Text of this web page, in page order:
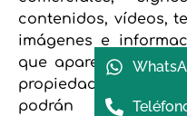
contenidos, vídeos,
imágenes e
que aparecen en
propiedad de
podrán ser